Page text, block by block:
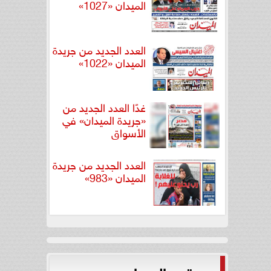
الميدان «1027»
العدد الجديد من جريدة
الميدان «1022»
غدًا العدد الجديد من
«جريدة الميدان» في
الأسواق
العدد الجديد من جريدة
الميدان «983»